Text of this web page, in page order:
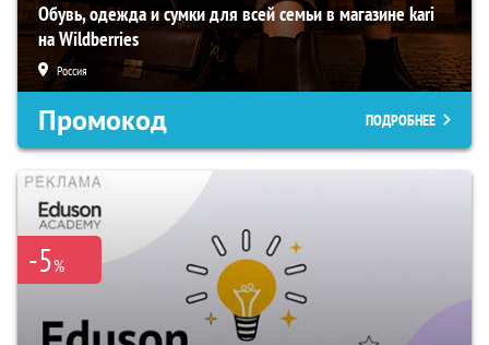
Обувь, одежда и сумки для всей семьи в магазине kari
на Wildberries
Россия
Промокод ПОДРОБНЕЕ
-5%